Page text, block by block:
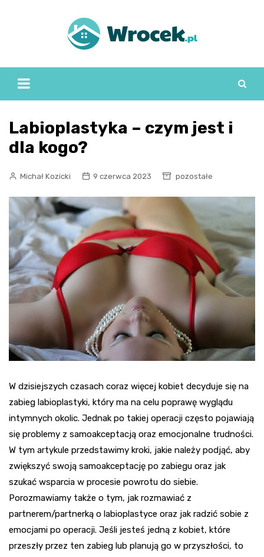
Labioplastyka – czym jest i
dla kogo?
Michał Kozicki 9 czerwca 2023 pozostałe
W dzisiejszych czasach coraz więcej kobiet decyduje się na
zabieg labioplastyki, który ma na celu poprawę wyglądu
intymnych okolic. Jednak po takiej operacji często pojawiają
się problemy z samoakceptacją oraz emocjonalne trudności.
W tym artykule przedstawimy kroki, jakie należy podjąć, aby
zwiększyć swoją samoakceptację po zabiegu oraz jak
szukać wsparcia w procesie powrotu do siebie.
Porozmawiamy także o tym, jak rozmawiać z
partnerem/partnerką o labioplastyce oraz jak radzić sobie z
emocjami po operacji. Jeśli jesteś jedną z kobiet, które
przeszły przez ten zabieg lub planują go w przyszłości, to